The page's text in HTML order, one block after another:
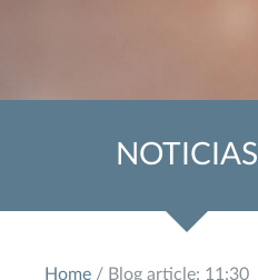
NOTICIAS
Home / Blog article: 11:30